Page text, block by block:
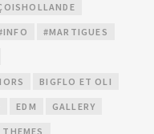
#MARTIGUES
BIGFLO ET OLI
EDM GALLERY